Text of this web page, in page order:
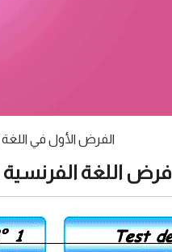
الفرض الأول في اللغة
فرض اللغة الفرنسية